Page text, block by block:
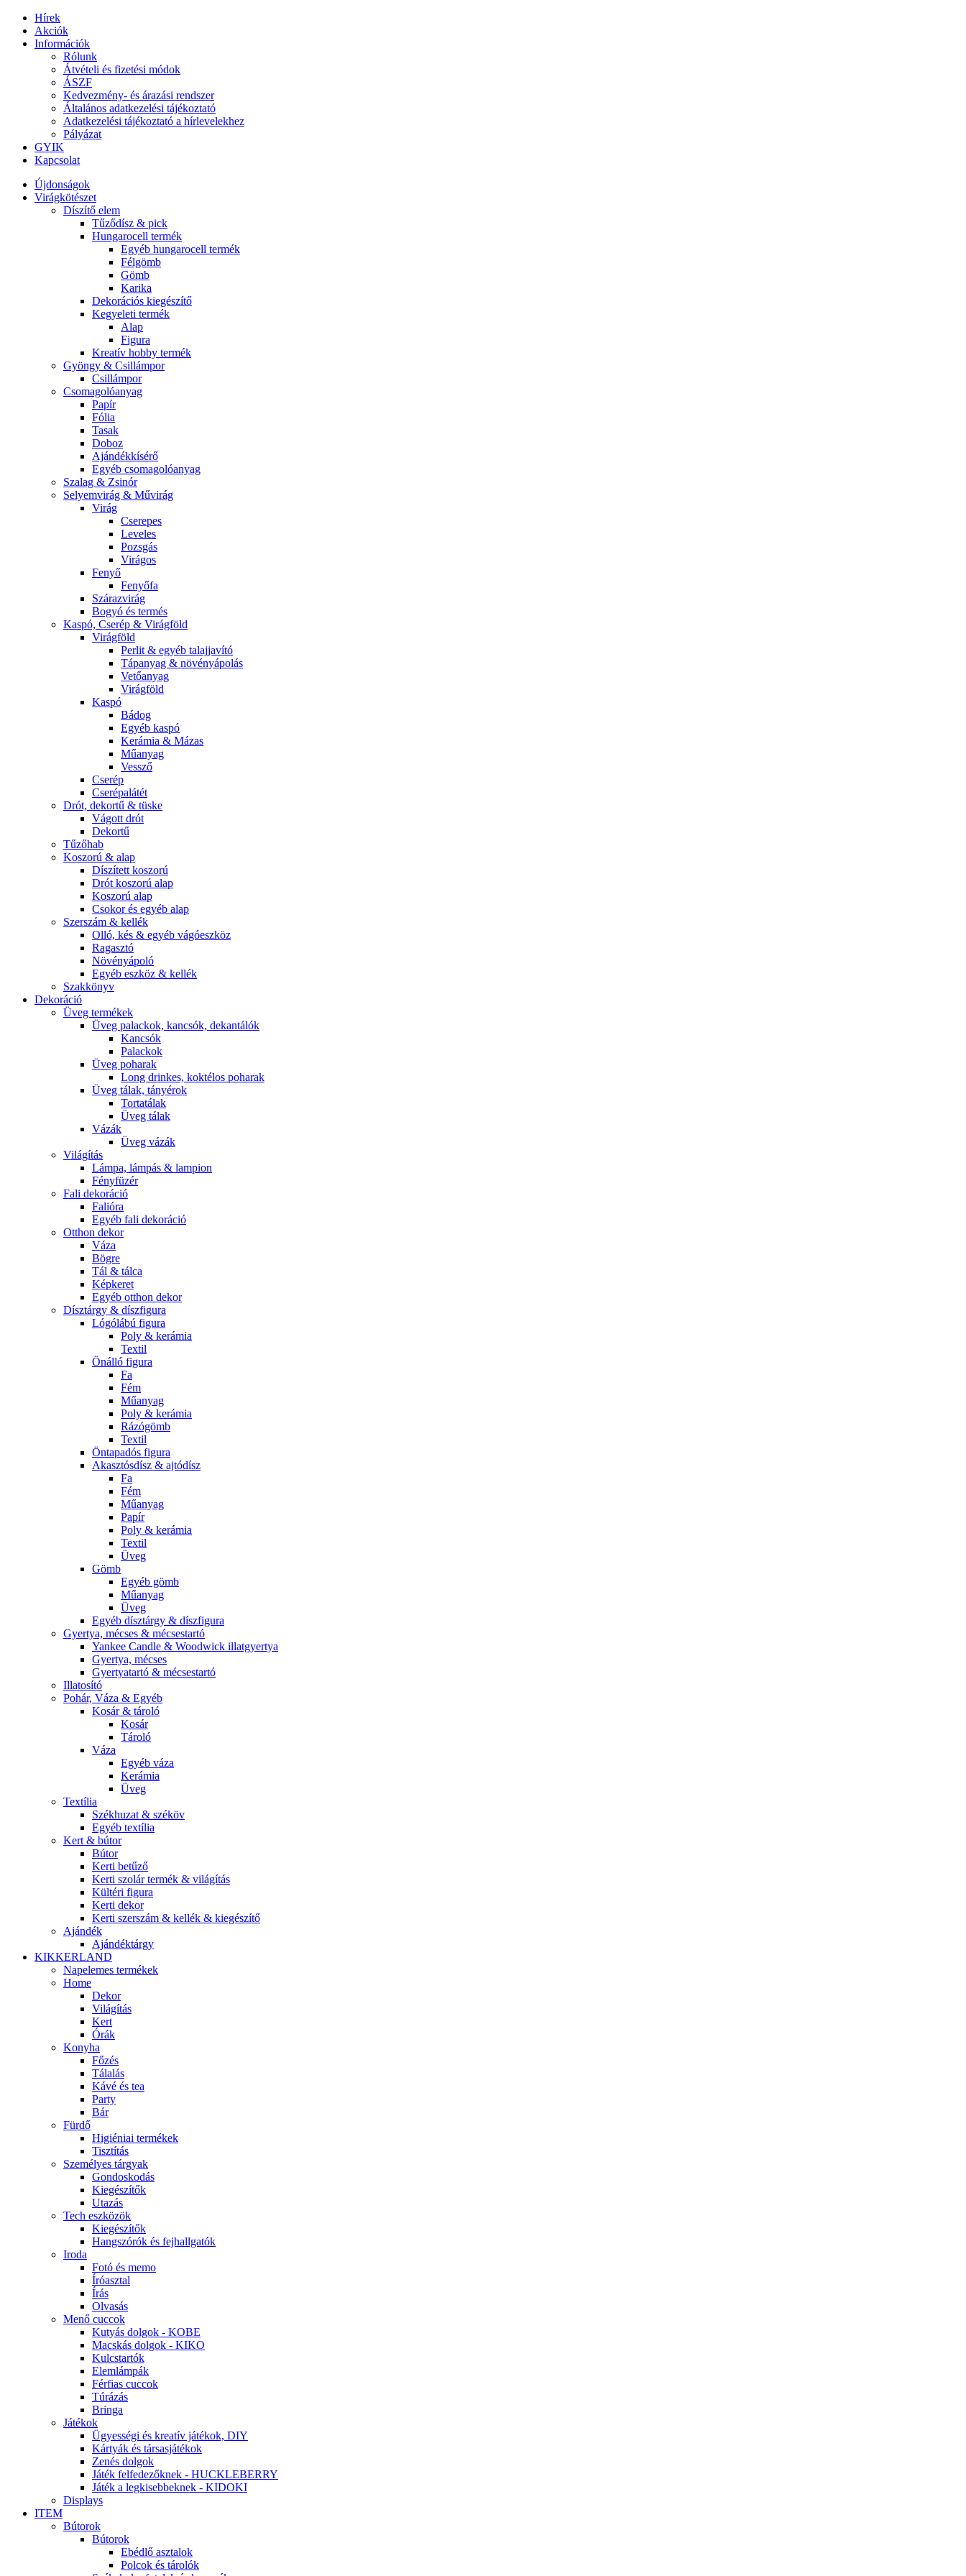
Hírek
Akciók
Információk
Rólunk
Átvételi és fizetési módok
ÁSZF
Kedvezmény- és árazási rendszer
Általános adatkezelési tájékoztató
Adatkezelési tájékoztató a hírlevelekhez
Pályázat
GYIK
Kapcsolat
Újdonságok
Virágkötészet
Díszítő elem
Tűződísz & pick
Hungarocell termék
Egyéb hungarocell termék
Félgömb
Gömb
Karika
Dekorációs kiegészítő
Kegyeleti termék
Alap
Figura
Kreatív hobby termék
Gyöngy & Csillámpor
Csillámpor
Csomagolóanyag
Papír
Fólia
Tasak
Doboz
Ajándékkísérő
Egyéb csomagolóanyag
Szalag & Zsinór
Selyemvirág & Művirág
Virág
Cserepes
Leveles
Pozsgás
Virágos
Fenyő
Fenyőfa
Szárazvirág
Bogyó és termés
Kaspó, Cserép & Virágföld
Virágföld
Perlit & egyéb talajjavító
Tápanyag & növényápolás
Vetőanyag
Virágföld
Kaspó
Bádog
Egyéb kaspó
Kerámia & Mázas
Műanyag
Vessző
Cserép
Cserépalátét
Drót, dekortű & tüske
Vágott drót
Dekortű
Tűzőhab
Koszorú & alap
Díszített koszorú
Drót koszorú alap
Koszorú alap
Csokor és egyéb alap
Szerszám & kellék
Olló, kés & egyéb vágóeszköz
Ragasztó
Növényápoló
Egyéb eszköz & kellék
Szakkönyv
Dekoráció
Üveg termékek
Üveg palackok, kancsók, dekantálók
Kancsók
Palackok
Üveg poharak
Long drinkes, koktélos poharak
Üveg tálak, tányérok
Tortatálak
Üveg tálak
Vázák
Üveg vázák
Világítás
Lámpa, lámpás & lampion
Fényfüzér
Fali dekoráció
Falióra
Egyéb fali dekoráció
Otthon dekor
Váza
Bögre
Tál & tálca
Képkeret
Egyéb otthon dekor
Dísztárgy & díszfigura
Lógólábú figura
Poly & kerámia
Textil
Önálló figura
Fa
Fém
Műanyag
Poly & kerámia
Rázógömb
Textil
Öntapadós figura
Akasztósdísz & ajtódísz
Fa
Fém
Műanyag
Papír
Poly & kerámia
Textil
Üveg
Gömb
Egyéb gömb
Műanyag
Üveg
Egyéb dísztárgy & díszfigura
Gyertya, mécses & mécsestartó
Yankee Candle & Woodwick illatgyertya
Gyertya, mécses
Gyertyatartó & mécsestartó
Illatosító
Pohár, Váza & Egyéb
Kosár & tároló
Kosár
Tároló
Váza
Egyéb váza
Kerámia
Üveg
Textília
Székhuzat & széköv
Egyéb textília
Kert & bútor
Bútor
Kerti betűző
Kerti szolár termék & világítás
Kültéri figura
Kerti dekor
Kerti szerszám & kellék & kiegészítő
Ajándék
Ajándéktárgy
KIKKERLAND
Napelemes termékek
Home
Dekor
Világítás
Kert
Órák
Konyha
Főzés
Tálalás
Kávé és tea
Party
Bár
Fürdő
Higiéniai termékek
Tisztítás
Személyes tárgyak
Gondoskodás
Kiegészítők
Utazás
Tech eszközök
Kiegészítők
Hangszórók és fejhallgatók
Iroda
Fotó és memo
Íróasztal
Írás
Olvasás
Menő cuccok
Kutyás dolgok - KOBE
Macskás dolgok - KIKO
Kulcstartók
Elemlámpák
Férfias cuccok
Túrázás
Bringa
Játékok
Ügyességi és kreatív játékok, DIY
Kártyák és társasjátékok
Zenés dolgok
Játék felfedezőknek - HUCKLEBERRY
Játék a legkisebbeknek - KIDOKI
Displays
ITEM
Bútorok
Bútorok
Ebédlő asztalok
Polcok és tárolók